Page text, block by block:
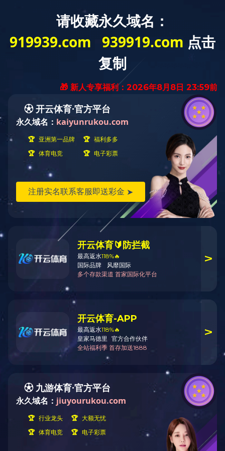
乐鱼在线(中国) 学院概况 招生工作
乐鱼在线
规定较长。详细请点击附件下载：
附件【 南华大育高等教育自学考试毕业论文暂行规定.doc